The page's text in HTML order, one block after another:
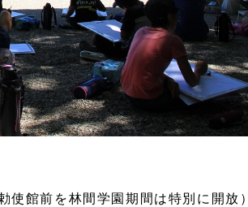
館前を林間学園期間は特別に開放）